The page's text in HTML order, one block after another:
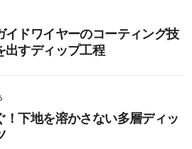
イドワイヤーのコーティング技
出すディップ工程
下地を溶かさない多層ディッ